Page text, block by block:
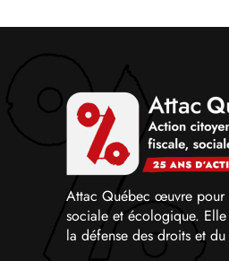
Attac Québec œuvre pour
sociale et écologique.
la défense des droits et